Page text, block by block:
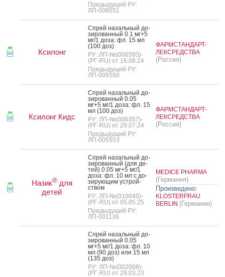
Предыдущий РУ:
ЛП-006551
Ксилонг
Спрей на­заль­ный до­
зиро­ван­ный 0.1 мг+5
мг/1 до­за: фл. 15 мл
(100 доз)
РУ: ЛП-№(006593)-
(РГ-RU) от 16.08.24
Предыдущий РУ:
ЛП-005550
ФАРМСТАНДАРТ-
ЛЕКСРЕДСТВА
(Россия)
Ксилонг Кидс
Спрей на­заль­ный до­
зиро­ван­ный 0.05
мг+5 мг/1 до­за: фл. 15
мл (100 доз)
РУ: ЛП-№(006357)-
(РГ-RU) от 29.07.24
Предыдущий РУ:
ЛП-005553
ФАРМСТАНДАРТ-
ЛЕКСРЕДСТВА
(Россия)
Назик®для
детей
Спрей на­заль­ный до­
зиро­ван­ный (для де­
тей) 0.05 мг+5 мг/1
до­за: фл. 10 мл с до­
зиру­ющим ус­трой­
ством
РУ: ЛП-№(010040)-
(РГ-RU) от 05.05.25
Предыдущий РУ:
ЛП-001136
MEDICE PHARMA
(Германия)
Произведено:
KLOSTERFRAU
BERLIN (Германия)
Спрей на­заль­ный до­
зиро­ван­ный 0.05
мг+5 мг/1 до­за: фл. 10
мл (90 доз) или 15 мл
(135 доз)
РУ: ЛП-№(002068)-
(РГ-RU) от 29.03.23